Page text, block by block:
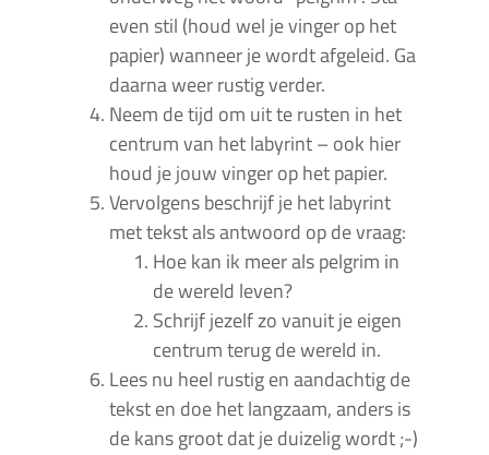
even stil (houd wel je vinger op het
papier) wanneer je wordt afgeleid. Ga
daarna weer rustig verder.
Neem de tijd om uit te rusten in het
centrum van het labyrint – ook hier
houd je jouw vinger op het papier.
Vervolgens beschrijf je het labyrint
met tekst als antwoord op de vraag:
Hoe kan ik meer als pelgrim in
de wereld leven?
Schrijf jezelf zo vanuit je eigen
centrum terug de wereld in.
Lees nu heel rustig en aandachtig de
tekst en doe het langzaam, anders is
de kans groot dat je duizelig wordt ;-)